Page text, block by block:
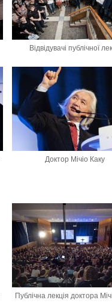
Відвідувачі публічної
Доктор Мічіо Каку
Публічна лекція доктора